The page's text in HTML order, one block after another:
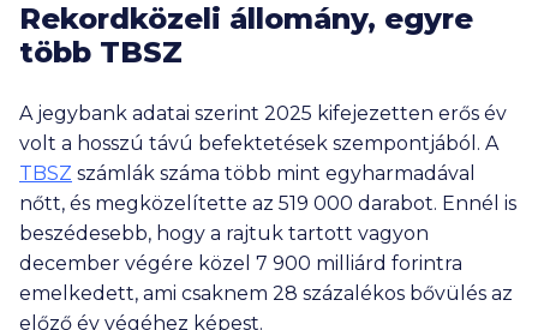
Rekordközeli állomány, egyre
több TBSZ
A jegybank adatai szerint 2025 kifejezetten erős év
volt a hosszú távú befektetések szempontjából. A
TBSZ számlák száma több mint egyharmadával
nőtt, és megközelítette az 519 000 darabot. Ennél is
beszédesebb, hogy a rajtuk tartott vagyon
december végére közel 7 900 milliárd forintra
emelkedett, ami csaknem 28 százalékos bővülés az
előző év végéhez képest.